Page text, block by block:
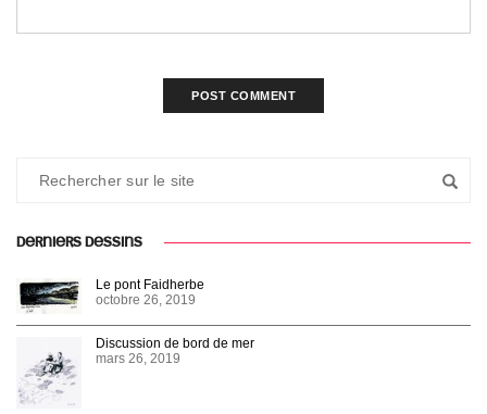
DERNIERS DESSINS
Le pont Faidherbe
octobre 26, 2019
Discussion de bord de mer
mars 26, 2019